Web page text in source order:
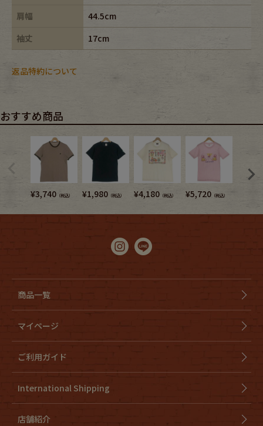
肩幅
44.5cm
袖丈
17cm
返品特約について
おすすめ商品
¥3,740 （税込） ¥1,980 （税込） ¥4,180 （税込） ¥5,720 （税込）
商品一覧
マイページ
ご利用ガイド
International Shipping
店舗紹介